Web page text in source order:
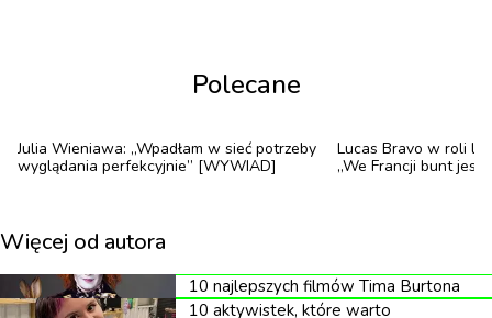
Polecane
Julia Wieniawa: „Wpadłam w sieć potrzeby
wyglądania perfekcyjnie” [WYWIAD]
Lucas Bravo w roli
„We Francji bunt
Więcej od autora
10 najlepszych filmów Tima Burtona
10 aktywistek, które warto